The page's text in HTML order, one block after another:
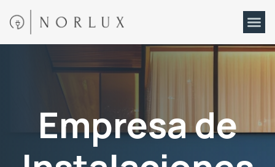
Empresa de